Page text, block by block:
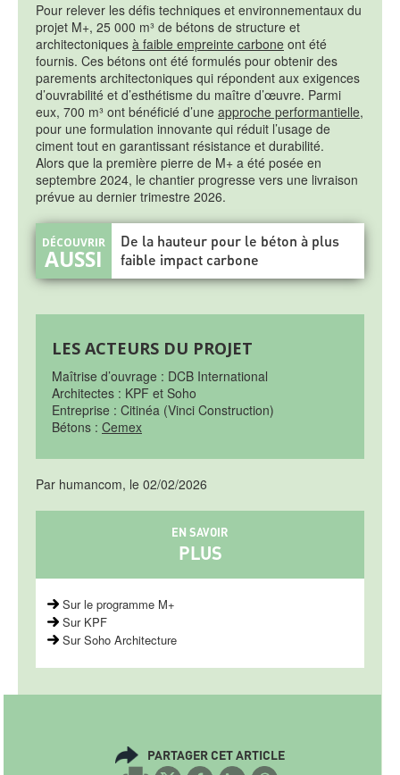
Pour relever les défis techniques et environnementaux du
projet M+, 25 000 m³ de bétons de structure et
architectoniques à faible empreinte carbone ont été
fournis. Ces bétons ont été formulés pour obtenir des
parements architectoniques qui répondent aux exigences
d’ouvrabilité et d’esthétisme du maître d’œuvre. Parmi
eux, 700 m³ ont bénéficié d’une approche performantielle,
pour une formulation innovante qui réduit l’usage de
ciment tout en garantissant résistance et durabilité.
Alors que la première pierre de M+ a été posée en
septembre 2024, le chantier progresse vers une livraison
prévue au dernier trimestre 2026.
De la hauteur pour le béton à plus
faible impact carbone
LES ACTEURS DU PROJET
Maîtrise d’ouvrage : DCB International
Architectes : KPF et Soho
Entreprise : Citinéa (Vinci Construction)
Bétons : Cemex
Par humancom, le 02/02/2026
EN SAVOIR
PLUS
Sur le programme M+
Sur KPF
Sur Soho Architecture
PARTAGER CET ARTICLE